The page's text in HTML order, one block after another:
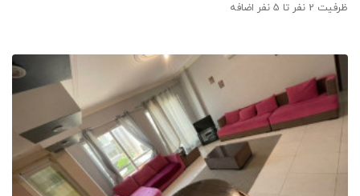
ظرفیت 2 نفر تا 5 نفر اضافه